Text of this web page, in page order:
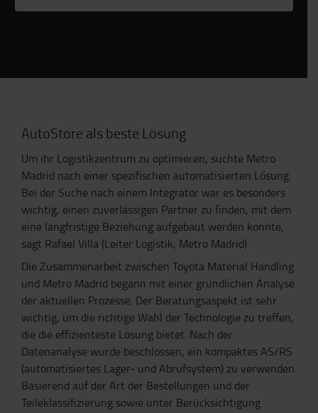
AutoStore als beste Lösung
Um ihr Logistikzentrum zu optimieren, suchte Metro
Madrid nach einer spezifischen automatisierten Lösung.
Bei der Suche nach einem Integrator war es besonders
wichtig, einen zuverlässigen Partner zu finden, mit dem
eine langfristige Beziehung aufgebaut werden konnte,
sagt Rafael Villa (Leiter Logistik, Metro Madrid).
Die Zusammenarbeit zwischen Toyota Material Handling
und Metro Madrid begann mit einer gründlichen Analyse
der aktuellen Prozesse. Der Beratungsaspekt ist sehr
wichtig, um die richtige Wahl der Technologie zu treffen,
die die effizienteste Lösung bietet. Nach der
Datenanalyse wurde beschlossen, ein kompaktes AS/RS
(automatisiertes Lager- und Abrufsystem) zu verwenden.
Basierend auf der Art der Bestellungen und der
Teileklassifizierung sowie unter Berücksichtigung